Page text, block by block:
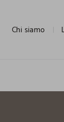
Chi siamo